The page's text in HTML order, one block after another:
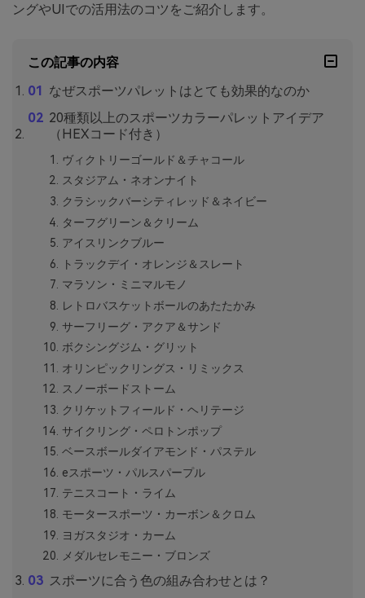
ングやUIでの活用法のコツをご紹介します。
この記事の内容
なぜスポーツパレットはとても効果的なのか
20種類以上のスポーツカラーパレットアイデア
（HEXコード付き）
ヴィクトリーゴールド＆チャコール
スタジアム・ネオンナイト
クラシックバーシティレッド＆ネイビー
ターフグリーン＆クリーム
アイスリンクブルー
トラックデイ・オレンジ＆スレート
マラソン・ミニマルモノ
レトロバスケットボールのあたたかみ
サーフリーグ・アクア＆サンド
ボクシングジム・グリット
オリンピックリングス・リミックス
スノーボードストーム
クリケットフィールド・ヘリテージ
サイクリング・ペロトンポップ
ベースボールダイアモンド・パステル
eスポーツ・パルスパープル
テニスコート・ライム
モータースポーツ・カーボン＆クロム
ヨガスタジオ・カーム
メダルセレモニー・ブロンズ
スポーツに合う色の組み合わせとは？